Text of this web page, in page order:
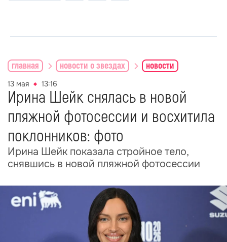
главная новости о звездах новости
13 мая 13:16
Ирина Шейк снялась в новой
пляжной фотосессии и восхитила
поклонников: фото
Ирина Шейк показала стройное тело,
снявшись в новой пляжной фотосессии